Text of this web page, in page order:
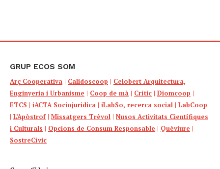
GRUP ECOS SOM
Arç Cooperativa | Calidoscoop | Celobert Arquitectura,
Enginyeria i Urbanisme | Coop de mà | Crític | Diomcoop |
ETCS | iACTA Sociojuridica | iLabSo, recerca social | LabCoop
| L’Apòstrof| Missatgers Trèvol | Nusos Activitats Científiques
i Culturals | Opcions de Consum Responsable | Quèviure |
SostreCívic